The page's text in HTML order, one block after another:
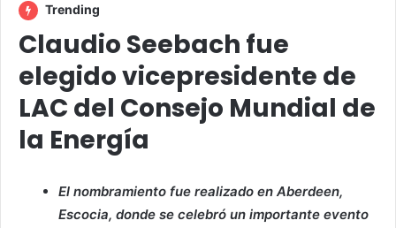
Trending
Claudio Seebach fue
elegido vicepresidente de
LAC del Consejo Mundial de
la Energía
El nombramiento fue realizado en Aberdeen,
Escocia, donde se celebró un importante evento